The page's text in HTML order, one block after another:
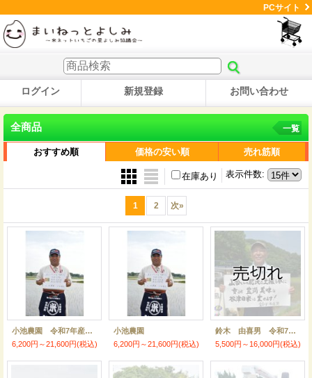
PCサイト
ログイン 新規登録 お問い合わせ
全商品 一覧
おすすめ順 価格の安い順 売れ筋順
表示件数:
在庫あり
1 2 次»
小池農園 令和7年産 埼玉県吉見町産米
6,200円～21,600円(税込)
小池農園
6,200円～21,600円(税込)
鈴木 由喜男 令和7年産 埼玉県吉見町産谷津田米
5,500円～16,000円(税込)